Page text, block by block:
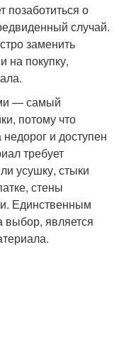
позаботиться о
случай.
заменить
на покупку,
— самый
потому что
и доступен
требует
усушку, стыки
стены
Единственным
является